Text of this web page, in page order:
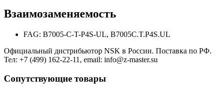
Взаимозаменяемость
FAG: B7005-C-T-P4S-UL, B7005C.T.P4S.UL
Официальный дистрибьютор NSK в России. Поставка по РФ.
Тел: +7 (499) 162-22-11, email: info@z-master.su
Сопутствующие товары